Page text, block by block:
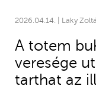
2026.04.14. | Laky
A totem
veresége
tarthat az